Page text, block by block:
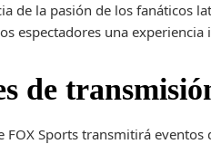
de la pasión de los fanáticos
espectadores una experiencia
de
Sports transmitirá